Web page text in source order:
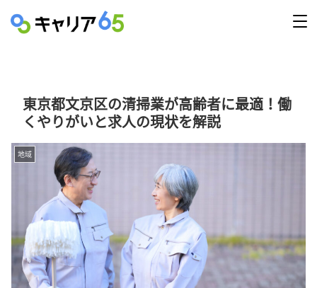
東京都文京区の清掃業が高齢者に最適！働
くやりがいと求人の現状を解説
地域